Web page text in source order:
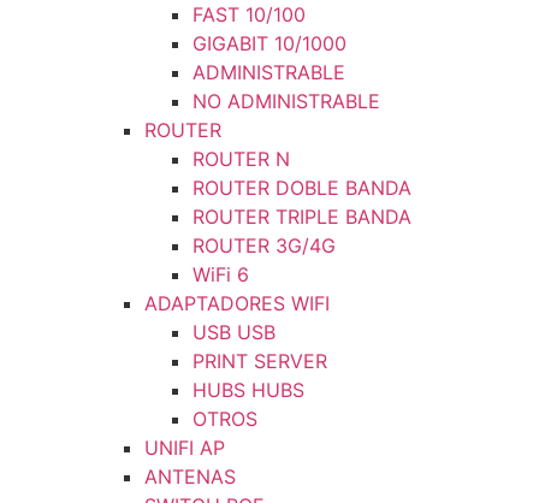
FAST 10/100
GIGABIT 10/1000
ADMINISTRABLE
NO ADMINISTRABLE
ROUTER
ROUTER N
ROUTER DOBLE BANDA
ROUTER TRIPLE BANDA
ROUTER 3G/4G
WiFi 6
ADAPTADORES WIFI
USB USB
PRINT SERVER
HUBS HUBS
OTROS
UNIFI AP
ANTENAS